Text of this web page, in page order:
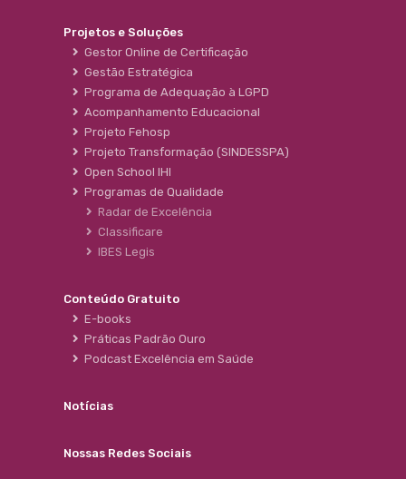
Projetos e Soluções
Gestor Online de Certificação
Gestão Estratégica
Programa de Adequação à LGPD
Acompanhamento Educacional
Projeto Fehosp
Projeto Transformação (SINDESSPA)
Open School IHI
Programas de Qualidade
Radar de Excelência
Classificare
IBES Legis
Conteúdo Gratuito
E-books
Práticas Padrão Ouro
Podcast Excelência em Saúde
Notícias
Nossas Redes Sociais